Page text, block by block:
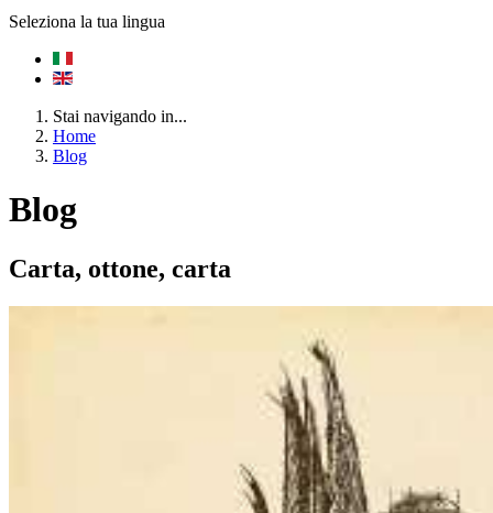
Seleziona la tua lingua
Stai navigando in...
Home
Blog
Blog
Carta, ottone, carta